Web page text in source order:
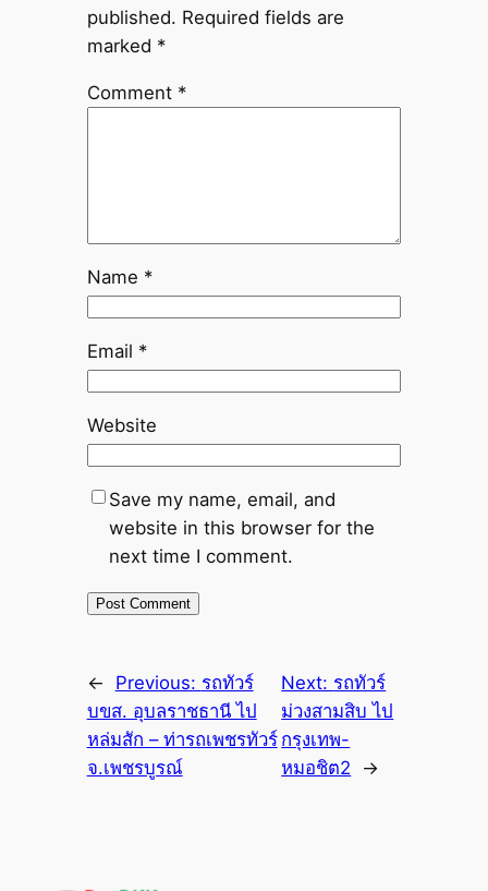
published. Required fields are
marked *
Comment *
Name *
Email *
Website
Save my name, email, and
website in this browser for the
next time I comment.
← Previous: รถทัวร์
บขส. อุบลราชธานี ไป
หล่มสัก – ท่ารถเพชรทัวร์
จ.เพชรบูรณ์
Next: รถทัวร์
ม่วงสามสิบ ไป
กรุงเทพ-
หมอชิต2
→